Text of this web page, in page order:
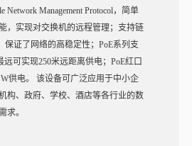
Network Management Protocol，简单
，实现对交换机的远程管理；支持链
保证了网络的高稳定性；PoE系列支
远可实现250米远距离供电；PoE红口
供电。 该设备可广泛应用于中小企
构、政府、学校、酒店等各行业的数
求。